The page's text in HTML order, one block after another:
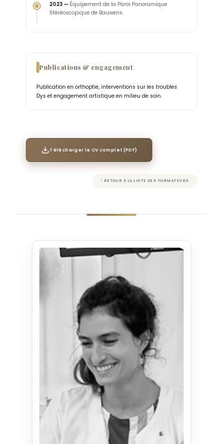
2023 — Équipement de la Paroi Panoramique
Stéréoscopique de Bauwens.
Publications & engagement
Publication en orthoptie, interventions sur les troubles
Dys et engagement artistique en milieu de soin.
Télécharger le CV complet (PDF)
↑ RETOUR À LA LISTE DES FORMATEURS